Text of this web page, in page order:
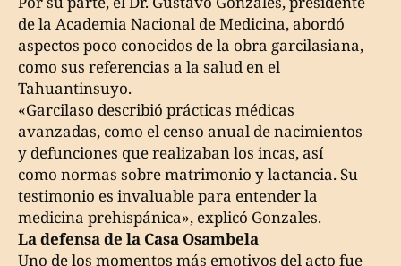
de la Academia Nacional de Medicina, abordó
aspectos poco conocidos de la obra garcilasiana,
como sus referencias a la salud en el
Tahuantinsuyo.
«Garcilaso describió prácticas médicas
avanzadas, como el censo anual de nacimientos
y defunciones que realizaban los incas, así
como normas sobre matrimonio y lactancia. Su
testimonio es invaluable para entender la
medicina prehispánica», explicó Gonzales.
La defensa de la Casa Osambela
Uno de los momentos más emotivos del acto fue